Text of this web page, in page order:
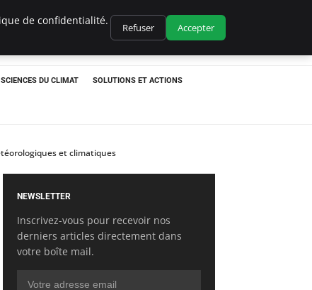
SCIENCES DU CLIMAT SOLUTIONS ET ACTIONS
et climatiques
NEWSLETTER
Inscrivez-vous pour recevoir nos
derniers articles directement dans
votre boîte mail.
de confidentialité.
Refuser Accepter